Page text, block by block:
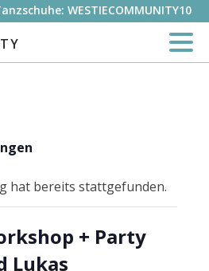
WESTIECOMMUNITY10
hat bereits stattgefunden.
+ Party
Lukas